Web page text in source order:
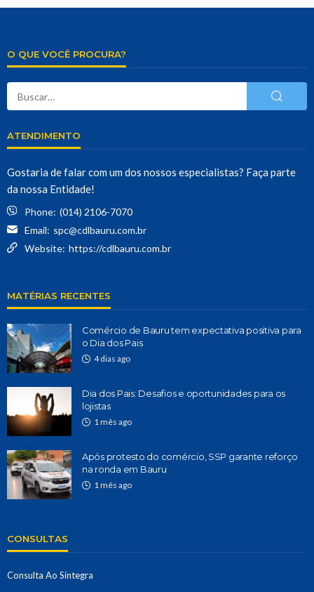
O QUE VOCÊ PROCURA?
ATENDIMENTO
Gostaria de falar com um dos nossos especialistas? Faça parte
da nossa Entidade!
Phone: (014) 2106-7070
Email: spc@cdlbauru.com.br
Website: https://cdlbauru.com.br
MATÉRIAS RECENTES
Comércio de Bauru tem expectativa positiva para
o Dia dos Pais
4 dias ago
Dia dos Pais: Desafios e oportunidades para os
lojistas
1 mês ago
Após protesto do comércio, SSP garante reforço
na ronda em Bauru
1 mês ago
CONSULTAS
Consulta Ao Sintegra